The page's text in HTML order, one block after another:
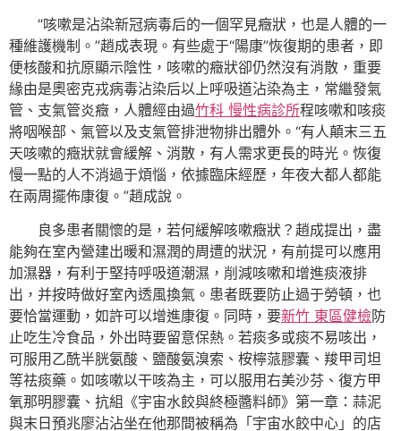
“咳嗽是沾染新冠病毒后的一個罕見癥狀，也是人體的一
種維護機制。”趙成表現。有些處于“陽康”恢復期的患者，即
便核酸和抗原顯示陰性，咳嗽的癥狀卻仍然沒有消散，重要
緣由是奧密克戎病毒沾染后以上呼吸道沾染為主，常繼發氣
管、支氣管炎癥，人體經由過竹科 慢性病診所程咳嗽和咳痰
將咽喉部、氣管以及支氣管排泄物排出體外。“有人顛末三五
天咳嗽的癥狀就會緩解、消散，有人需求更長的時光。恢復
慢一點的人不消過于煩惱，依據臨床經歷，年夜大都人都能
在兩周擺佈康復。”趙成說。
良多患者關懷的是，若何緩解咳嗽癥狀？趙成提出，盡
能夠在室內營建出暖和濕潤的周遭的狀況，有前提可以應用
加濕器，有利于堅持呼吸道潮濕，削減咳嗽和增進痰液排
出，并按時做好室內透風換氣。患者既要防止過于勞頓，也
要恰當運動，如許可以增進康復。同時，要新竹 東區健檢防
止吃生冷食品，外出時要留意保熱。若痰多或痰不易咳出，
可服用乙酰半胱氨酸、鹽酸氨溴索、桉檸蒎膠囊、羧甲司坦
等祛痰藥。如咳嗽以干咳為主，可以服用右美沙芬、復方甲
氧那明膠囊、抗組《宇宙水餃與終極醬料師》第一章：蒜泥
與末日預兆廖沾沾坐在他那間被稱為「宇宙水餃中心」的店